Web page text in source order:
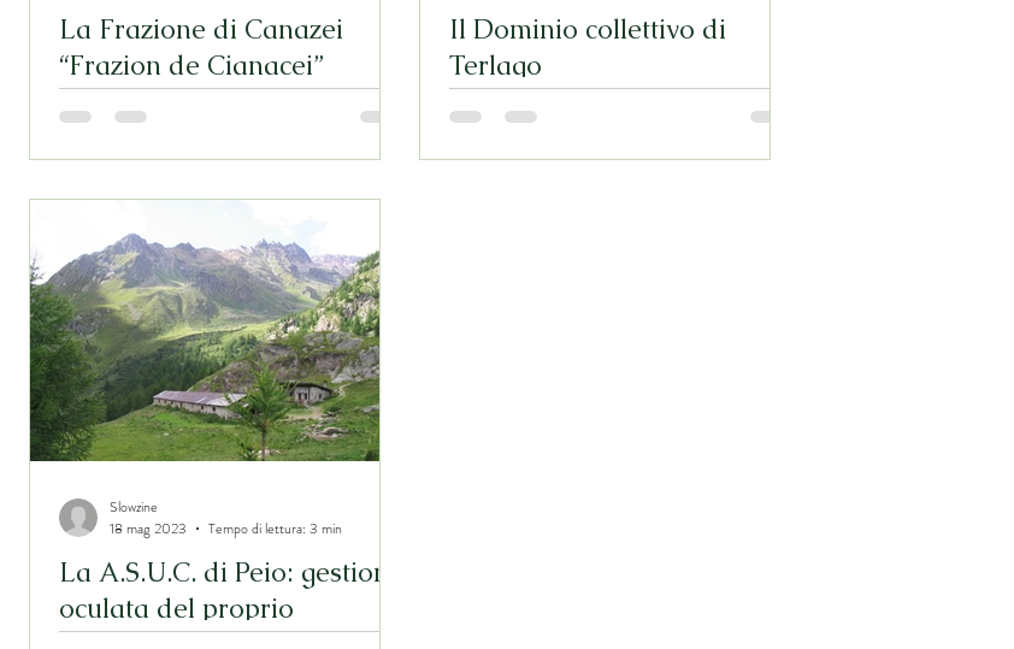
La Frazione di Canazei
“Frazion de Cianacei”
Il Dominio collettivo di
Terlago
La A.S.U.C. di Peio: gestione
oculata del proprio
Slowzine
18 mag 2023
Tempo di lettura: 3 min